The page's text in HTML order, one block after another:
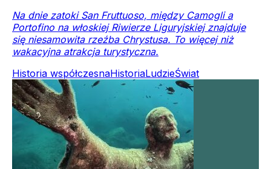
Na dnie zatoki San Fruttuoso, między Camogli a
Portofino na włoskiej Riwierze Liguryjskiej znajduje
się niesamowita rzeźba Chrystusa. To więcej niż
wakacyjna atrakcja turystyczna.
Historia współczesnaHistoriaLudzieŚwiat